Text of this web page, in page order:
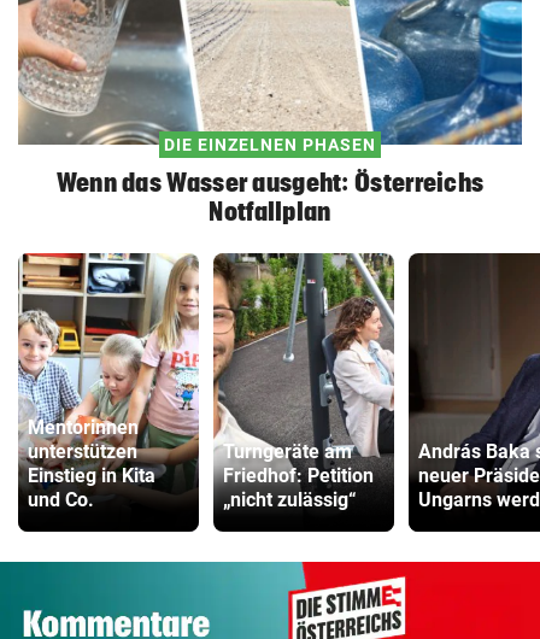
DIE EINZELNEN PHASEN
Wenn das Wasser ausgeht: Österreichs
Notfallplan
Mentorinnen
unterstützen
Einstieg in Kita
und Co.
Turngeräte am
Friedhof: Petition
„nicht zulässig“
András Baka
neuer
Ungarns